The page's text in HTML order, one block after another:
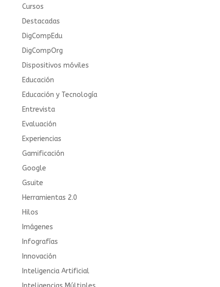
Cursos
Destacadas
DigCompEdu
DigCompOrg
Dispositivos móviles
Educación
Educación y Tecnología
Entrevista
Evaluación
Experiencias
Gamificación
Google
Gsuite
Herramientas 2.0
Hilos
Imágenes
Infografías
Innovación
Inteligencia Artificial